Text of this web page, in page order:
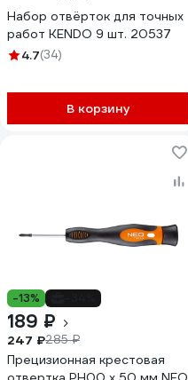
Набор отвёрток для точных
работ KENDO 9 шт. 20537
4.7(34)
В корзину
-13%
189 ₽
247 ₽285 ₽
Прецизионная крестовая